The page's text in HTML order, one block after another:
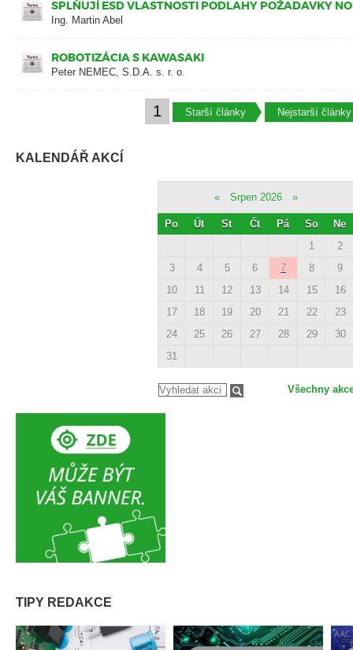
SPLŇUJÍ ESD VLASTNOSTI PODLAHY POŽADAVKY
Ing. Martin Abel
ROBOTIZÁCIA S KAWASAKI
Peter NEMEC, S.D.A. s. r. o.
1 Starší články Nejstarší články
KALENDÁŘ AKCÍ
« Srpen 2026 »
Po Út St Čt Pá So
Ne
1
2
3
4 5 6 7 8
9
10
11 12 13 14 15
16
17
18 19 20 21 22
23
24
25 26 27 28 29
30
31
Všechny
TIPY REDAKCE